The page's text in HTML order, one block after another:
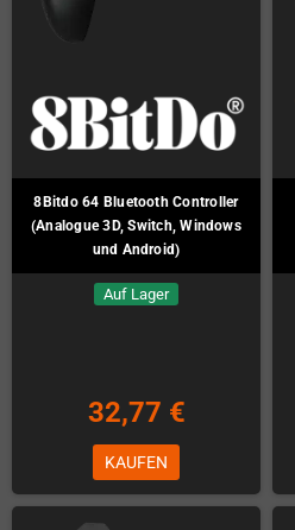
8Bitdo 64 Bluetooth Controller
(Analogue 3D, Switch, Windows
und Android)
Auf Lager
32,77 €
KAUFEN